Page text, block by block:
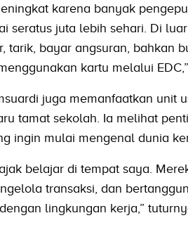
karena banyak
seratus juta lebih sehari. Di
tarik, bayar angsuran, bahkan
kartu melalui
juga memanfaatkan unit
tamat sekolah. Ia melihat
ingin mulai mengenal dunia
belajar di tempat saya.
transaksi, dan
lingkungan kerja,”